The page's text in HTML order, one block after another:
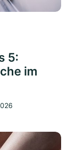
5:
im